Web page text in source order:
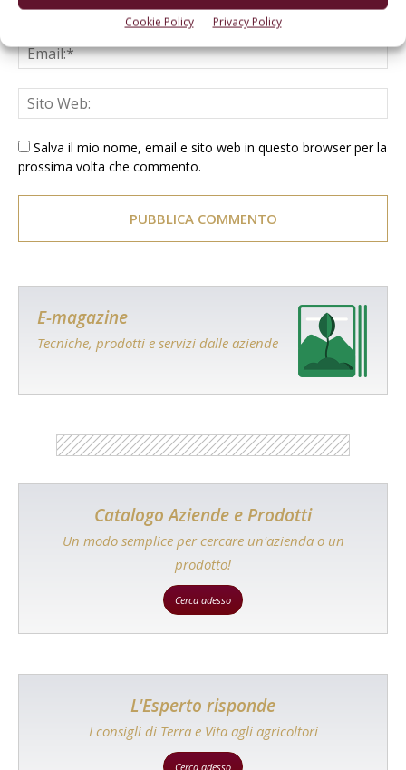
Cookie Policy Privacy Policy
Salva il mio nome, email e sito web in questo browser per la
prossima volta che commento.
E-magazine
Tecniche, prodotti e servizi dalle aziende
Catalogo Aziende e Prodotti
Un modo semplice per cercare un'azienda o un
prodotto!
Cerca adesso
L'Esperto risponde
I consigli di Terra e Vita agli agricoltori
Cerca adesso